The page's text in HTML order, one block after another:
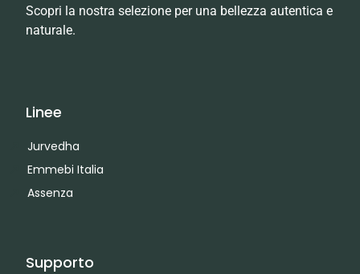
Scopri la nostra selezione per una bellezza autentica e
naturale.
Linee
Jurvedha
Emmebi Italia
Assenza
Supporto